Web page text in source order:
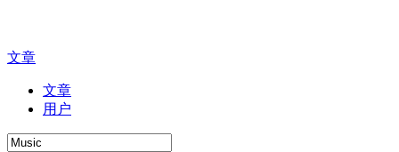
文章
文章
用户